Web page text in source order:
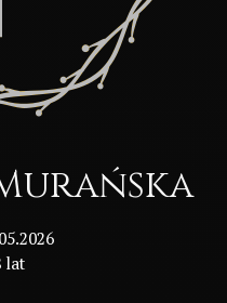
lat